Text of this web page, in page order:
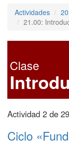
Actividades
21.00:
Clase
Actividad 2 de 29
Ciclo